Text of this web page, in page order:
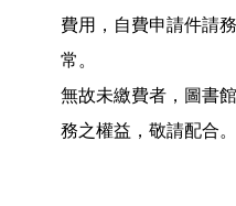
費用，自費申請件請
常。
無故未繳費者，圖書
務之權益，敬請配合。